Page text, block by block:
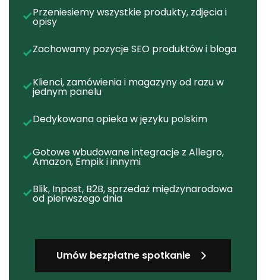
Przeniesiemy wszystkie produkty, zdjęcia i
opisy
Zachowamy pozycje SEO produktów i bloga
Klienci, zamówienia i magazyny od razu w
jednym panelu
Dedykowana opieka w języku polskim
Gotowe wbudowane integracje z Allegro,
Amazon, Empik i innymi
Blik, Inpost, B2B, sprzedaż międzynarodowa
od pierwszego dnia
Umów bezpłatne spotkanie